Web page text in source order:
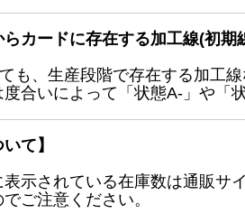
らカードに存在する加工線(初期
も、生産段階で存在する加工
合いによって「状態A-」や「
て】
示されている在庫数は通販サ
ご注意ください。